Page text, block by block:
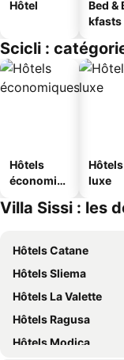
Hôtel
Bed &
kfasts
Scicli :
Hôtels
économiq
luxe
Villa Sissi : les
Hôtels Catane
Hôtels Sliema
Hôtels La Valette
Hôtels Ragusa
Hôtels Modica